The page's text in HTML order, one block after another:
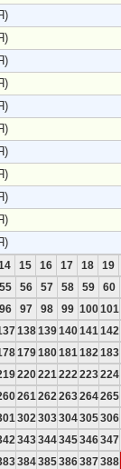
15 16 17 18
19
55 56 57 58 59
60
96 97 98 99 100101
138139140141 142
179180181 182 183
220221 222 223224
261 262 263264265
302 303304305306
343344345346347
384385386387388